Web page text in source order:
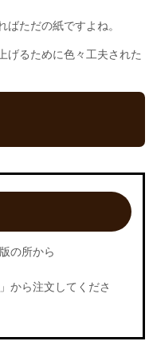
ただの紙ですよね。
げるために色々工夫された
の所から
から注文してくださ